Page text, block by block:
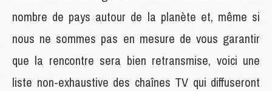
nombre de pays autour de la planète et, même si
nous ne sommes pas en mesure de vous garantir
que la rencontre sera bien retransmise, voici une
liste non-exhaustive des chaînes TV qui diffuseront